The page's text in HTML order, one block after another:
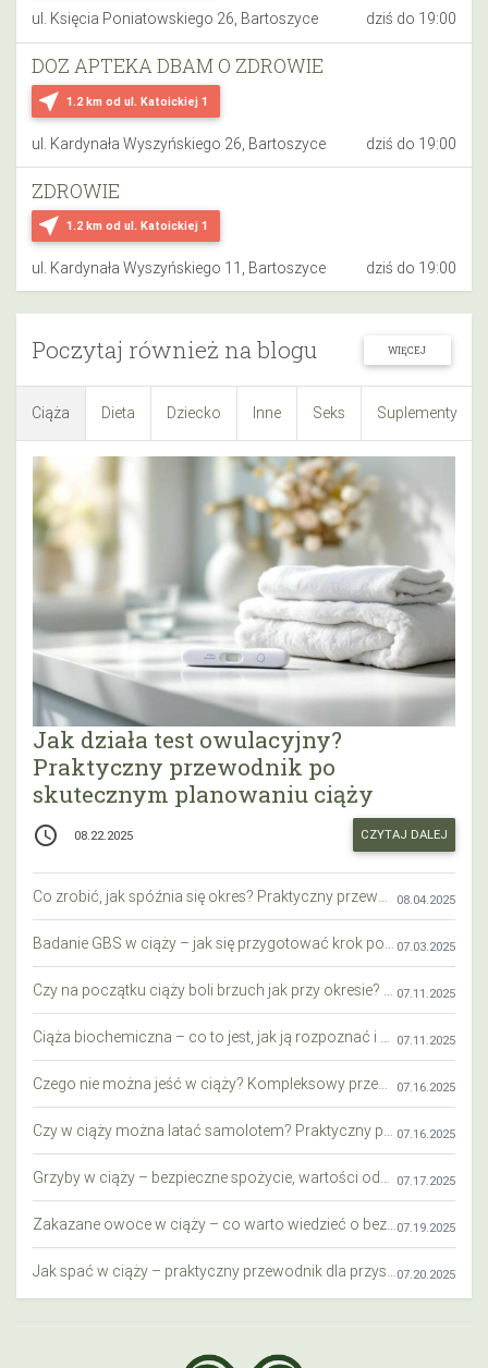
ul. Księcia Poniatowskiego 26, Bartoszyce dziś do 19:00
near_me 1.2 km od ul. Katoickiej 1
DOZ APTEKA DBAM O ZDROWIE
ul. Kardynała Wyszyńskiego 26, Bartoszyce dziś do 19:00
near_me 1.2 km od ul. Katoickiej 1
ZDROWIE
ul. Kardynała Wyszyńskiego 11, Bartoszyce dziś do 19:00
Poczytaj również na blogu WIĘCEJ
Ciąża Dieta Dziecko Inne Seks Suplementy
Jak działa test owulacyjny?
Praktyczny przewodnik po
skutecznym planowaniu ciąży
access_time 08.22.2025 CZYTAJ DALEJ
Co zrobić, jak spóźnia się okres? Praktyczny przewodnik krok po kroku 08.04.2025
Badanie GBS w ciąży – jak się przygotować krok po kroku? 07.03.2025
Czy na początku ciąży boli brzuch jak przy okresie? Wyjaśniamy objawy i różnice 07.11.2025
Ciąża biochemiczna – co to jest, jak ją rozpoznać i co warto wiedzieć? 07.11.2025
Czego nie można jeść w ciąży? Kompleksowy przewodnik dla przyszłych mam 07.16.2025
Czy w ciąży można latać samolotem? Praktyczny przewodnik dla przyszłych mam 07.16.2025
Grzyby w ciąży – bezpieczne spożycie, wartości odżywcze i zagrożenia 07.17.2025
Zakazane owoce w ciąży – co warto wiedzieć o bezpieczeństwie diety przyszłej mamy?07.19.2025
Jak spać w ciąży – praktyczny przewodnik dla przyszłych mam07.20.2025